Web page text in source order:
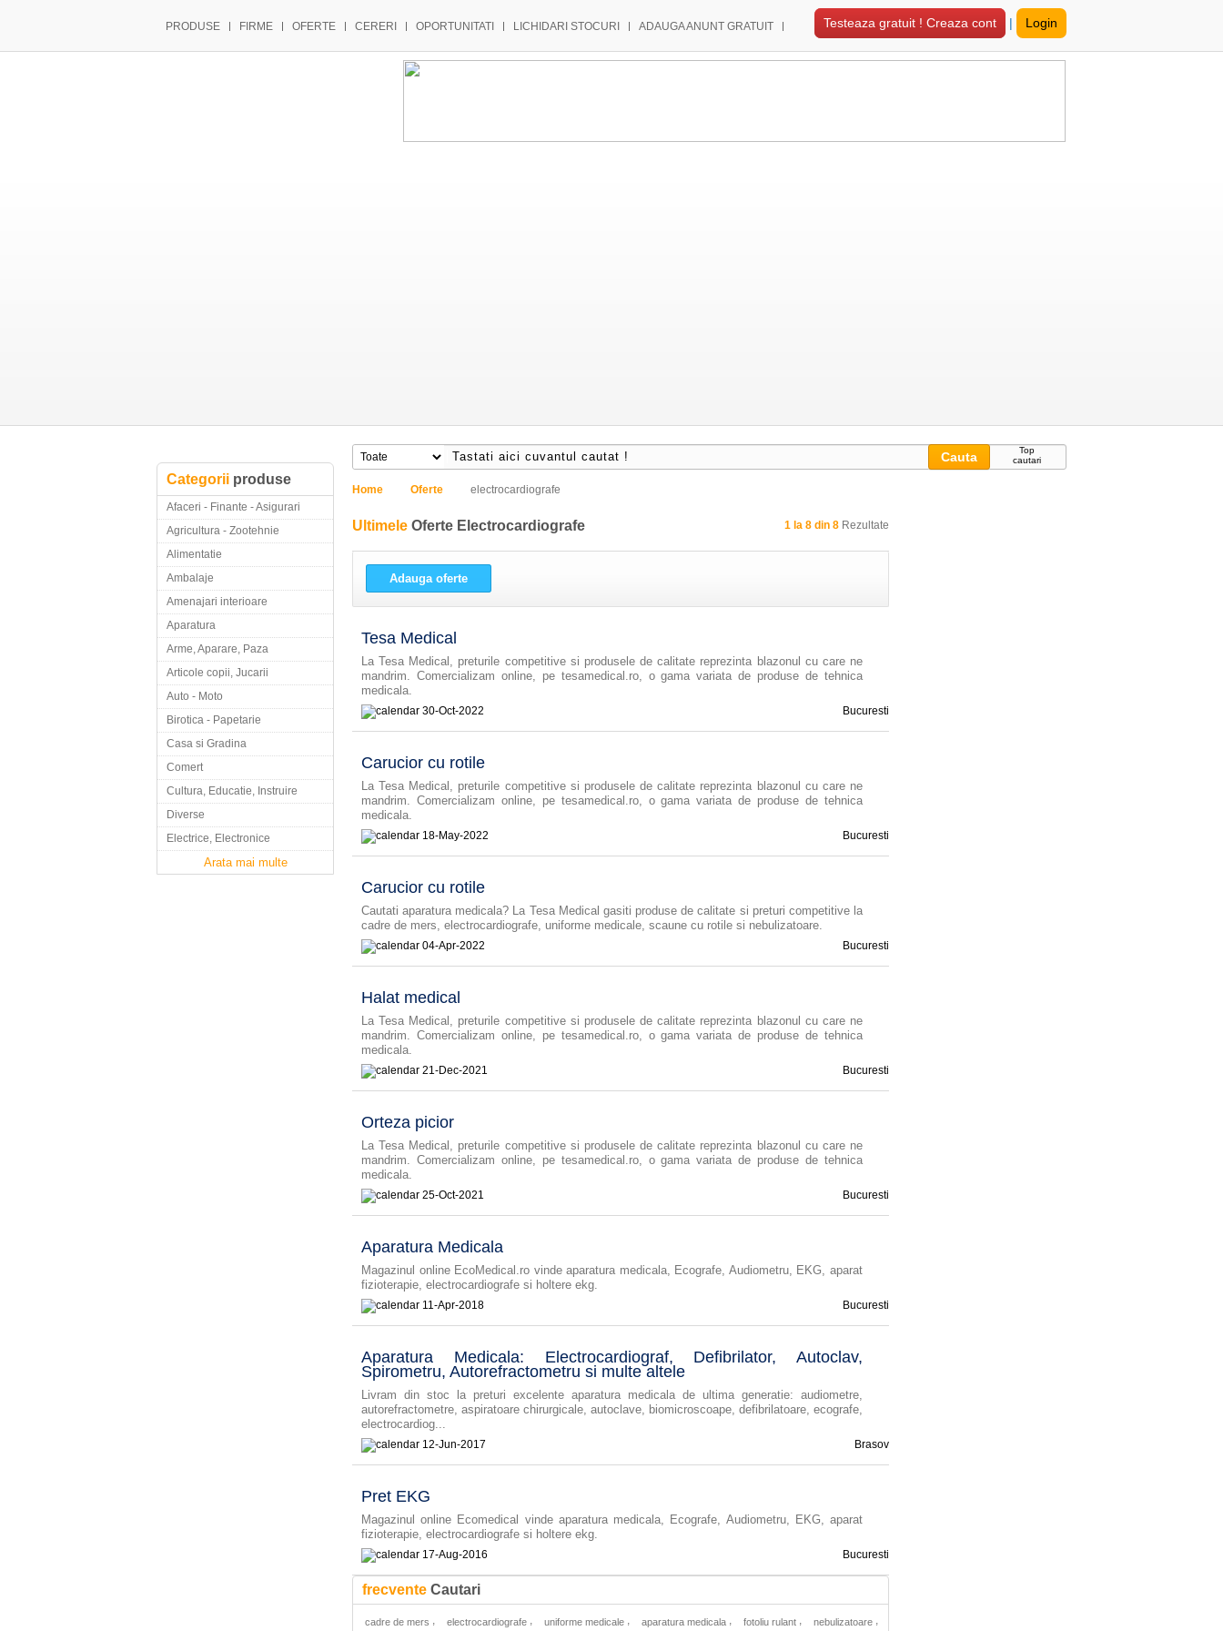
PRODUSE FIRME OFERTE CERERI OPORTUNITATI LICHIDARI STOCURI ADAUGA ANUNT GRATUIT Testeaza gratuit ! Creaza cont | Login
Categorii produse
Afaceri - Finante - Asigurari
Agricultura - Zootehnie
Alimentatie
Ambalaje
Amenajari interioare
Aparatura
Arme, Aparare, Paza
Articole copii, Jucarii
Auto - Moto
Birotica - Papetarie
Casa si Gradina
Comert
Cultura, Educatie, Instruire
Diverse
Electrice, Electronice
Arata mai multe
Top
cautari
Home Oferte electrocardiografe
Ultimele Oferte Electrocardiografe 1 la 8 din 8 Rezultate
Adauga oferte
Tesa Medical
La Tesa Medical, preturile competitive si produsele de calitate reprezinta blazonul cu care ne
mandrim. Comercializam online, pe tesamedical.ro, o gama variata de produse de tehnica
medicala.
30-Oct-2022 Bucuresti
Carucior cu rotile
La Tesa Medical, preturile competitive si produsele de calitate reprezinta blazonul cu care ne
mandrim. Comercializam online, pe tesamedical.ro, o gama variata de produse de tehnica
medicala.
18-May-2022 Bucuresti
Carucior cu rotile
Cautati aparatura medicala? La Tesa Medical gasiti produse de calitate si preturi competitive la
cadre de mers, electrocardiografe, uniforme medicale, scaune cu rotile si nebulizatoare.
04-Apr-2022 Bucuresti
Halat medical
La Tesa Medical, preturile competitive si produsele de calitate reprezinta blazonul cu care ne
mandrim. Comercializam online, pe tesamedical.ro, o gama variata de produse de tehnica
medicala.
21-Dec-2021 Bucuresti
Orteza picior
La Tesa Medical, preturile competitive si produsele de calitate reprezinta blazonul cu care ne
mandrim. Comercializam online, pe tesamedical.ro, o gama variata de produse de tehnica
medicala.
25-Oct-2021 Bucuresti
Aparatura Medicala
Magazinul online EcoMedical.ro vinde aparatura medicala, Ecografe, Audiometru, EKG, aparat
fizioterapie, electrocardiografe si holtere ekg.
11-Apr-2018 Bucuresti
Aparatura Medicala: Electrocardiograf, Defibrilator, Autoclav,
Spirometru, Autorefractometru si multe altele
Livram din stoc la preturi excelente aparatura medicala de ultima generatie: audiometre,
autorefractometre, aspiratoare chirurgicale, autoclave, biomicroscoape, defibrilatoare, ecografe,
electrocardiog...
12-Jun-2017 Brasov
Pret EKG
Magazinul online Ecomedical vinde aparatura medicala, Ecografe, Audiometru, EKG, aparat
fizioterapie, electrocardiografe si holtere ekg.
17-Aug-2016 Bucuresti
frecvente Cautari
cadre de mers , electrocardiografe , uniforme medicale , aparatura medicala , fotoliu rulant , nebulizatoare ,